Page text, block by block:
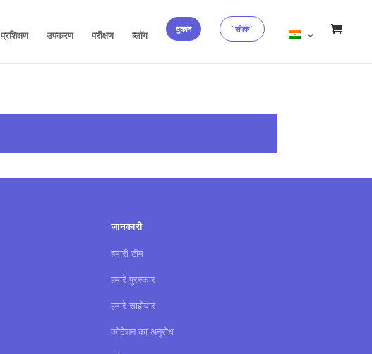
प्रशिक्षण उपकरण परीक्षण ब्लॉग
दुकान `संपर्क`
जानकारी
हमारी टीम
हमारे पुरस्कार
हमारे साझेदार
कोटेशन का अनुरोध